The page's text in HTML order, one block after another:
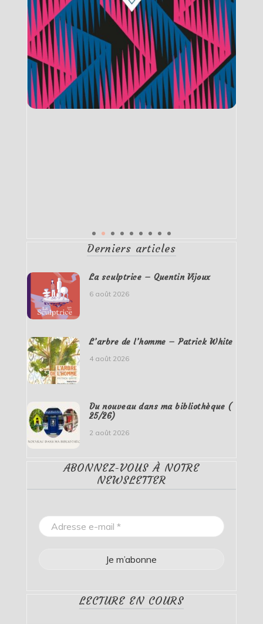
Derniers articles
La sculptrice – Quentin Vijoux
6 août 2026
L’arbre de l’homme – Patrick White
4 août 2026
Du nouveau dans ma bibliothèque (
25/26)
2 août 2026
ABONNEZ-VOUS À NOTRE
NEWSLETTER
LECTURE EN COURS